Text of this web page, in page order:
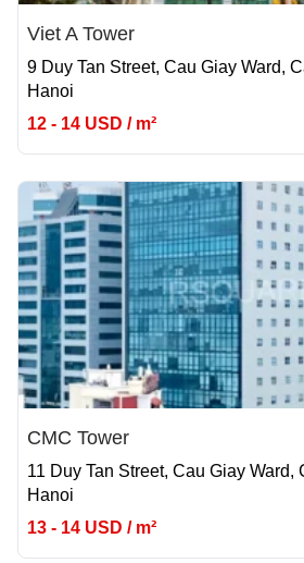
Viet A Tower
9 Duy Tan Street, Cau Giay Ward,
Hanoi
12 - 14 USD / m²
CMC Tower
11 Duy Tan Street, Cau Giay Ward,
Hanoi
13 - 14 USD / m²